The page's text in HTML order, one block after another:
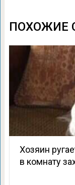
ПОХОЖИЕ
Хозяин
в комнату